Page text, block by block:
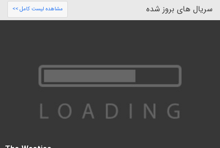
سریال های بروز شده مشاهده لیست کامل >>